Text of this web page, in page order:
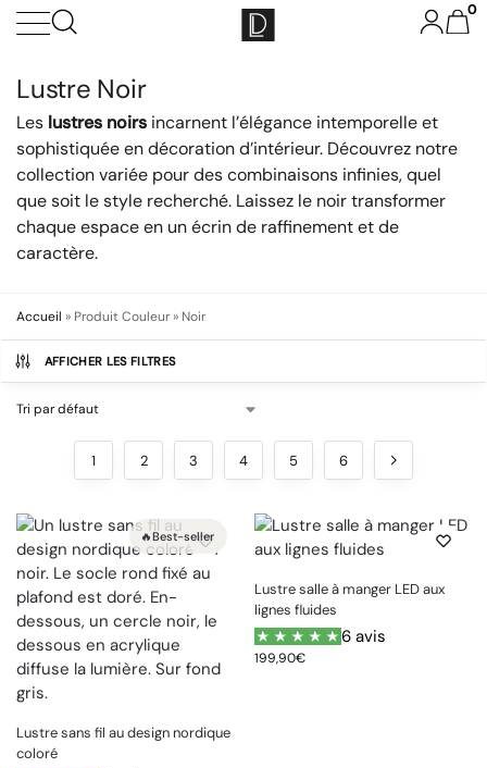
0
Lustre Noir
Les lustres noirs incarnent l’élégance intemporelle et
sophistiquée en décoration d’intérieur. Découvrez notre
collection variée pour des combinaisons infinies, quel
que soit le style recherché. Laissez le noir transformer
chaque espace en un écrin de raffinement et de
caractère.
Accueil » Produit Couleur » Noir
AFFICHER LES FILTRES
1 2 3 4 5 6
🔥Best-seller
Lustre sans fil au design nordique
coloré
Lustre salle à manger LED aux
lignes fluides
6 avis
199,90€